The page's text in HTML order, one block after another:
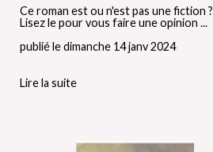
Ce roman est ou n'est pas une fiction ?
Lisez le pour vous faire une opinion ...
publié le dimanche 14 janv 2024
Lire la suite